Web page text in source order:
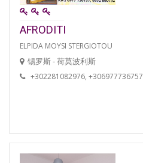
AFRODITI
ELPIDA MOYSI STERGIOTOU
锡罗斯 - 荷莫波利斯
+302281082976, +306977736757